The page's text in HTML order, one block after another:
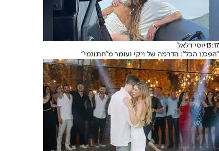
13:17יוסי דלאל
"הפכנו הכל": הדרמה של ויקי ועומר מ"חתונמי"